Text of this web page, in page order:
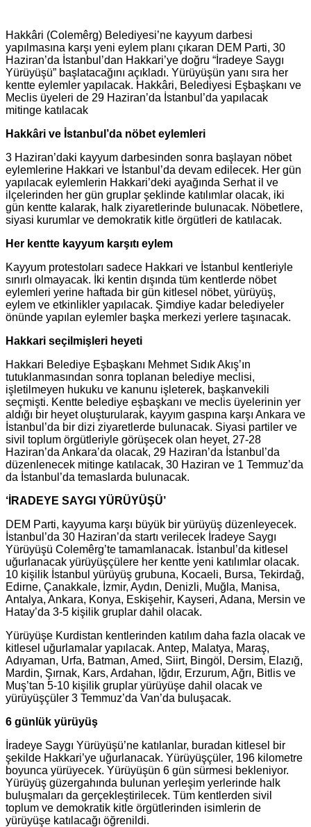
Hakkâri (Colemêrg) Belediyesi’ne kayyum darbesi
yapılmasına karşı yeni eylem planı çıkaran DEM Parti, 30
Haziran’da İstanbul’dan Hakkari’ye doğru “İradeye Saygı
Yürüyüşü” başlatacağını açıkladı. Yürüyüşün yanı sıra her
kentte eylemler yapılacak. Hakkâri, Belediyesi Eşbaşkanı ve
Meclis üyeleri de 29 Haziran’da İstanbul’da yapılacak
mitinge katılacak
Hakkâri ve İstanbul’da nöbet eylemleri
3 Haziran’daki kayyum darbesinden sonra başlayan nöbet
eylemlerine Hakkari ve İstanbul’da devam edilecek. Her gün
yapılacak eylemlerin Hakkari’deki ayağında Serhat il ve
ilçelerinden her gün gruplar şeklinde katılımlar olacak, iki
gün kentte kalarak, halk ziyaretlerinde bulunacak. Nöbetlere,
siyasi kurumlar ve demokratik kitle örgütleri de katılacak.
Her kentte kayyum karşıtı eylem
Kayyum protestoları sadece Hakkari ve İstanbul kentleriyle
sınırlı olmayacak. İki kentin dışında tüm kentlerde nöbet
eylemleri yerine haftada bir gün kitlesel nöbet, yürüyüş,
eylem ve etkinlikler yapılacak. Şimdiye kadar belediyeler
önünde yapılan eylemler başka merkezi yerlere taşınacak.
Hakkari seçilmişleri heyeti
Hakkari Belediye Eşbaşkanı Mehmet Sıdık Akış’ın
tutuklanmasından sonra toplanan belediye meclisi,
işletilmeyen hukuku ve kanunu işleterek, başkanvekili
seçmişti. Kentte belediye eşbaşkanı ve meclis üyelerinin yer
aldığı bir heyet oluşturularak, kayyım gaspına karşı Ankara ve
İstanbul’da bir dizi ziyaretlerde bulunacak. Siyasi partiler ve
sivil toplum örgütleriyle görüşecek olan heyet, 27-28
Haziran’da Ankara’da olacak, 29 Haziran’da İstanbul’da
düzenlenecek mitinge katılacak, 30 Haziran ve 1 Temmuz’da
da İstanbul’da temaslarda bulunacak.
‘İRADEYE SAYGI YÜRÜYÜŞÜ’
DEM Parti, kayyuma karşı büyük bir yürüyüş düzenleyecek.
İstanbul’da 30 Haziran’da startı verilecek İradeye Saygı
Yürüyüşü Colemêrg’te tamamlanacak. İstanbul’da kitlesel
uğurlanacak yürüyüşçülere her kentte yeni katılımlar olacak.
10 kişilik İstanbul yürüyüş grubuna, Kocaeli, Bursa, Tekirdağ,
Edirne, Çanakkale, İzmir, Aydın, Denizli, Muğla, Manisa,
Antalya, Ankara, Konya, Eskişehir, Kayseri, Adana, Mersin ve
Hatay’da 3-5 kişilik gruplar dahil olacak.
Yürüyüşe Kurdistan kentlerinden katılım daha fazla olacak ve
kitlesel uğurlamalar yapılacak. Antep, Malatya, Maraş,
Adıyaman, Urfa, Batman, Amed, Siirt, Bingöl, Dersim, Elazığ,
Mardin, Şırnak, Kars, Ardahan, Iğdır, Erzurum, Ağrı, Bitlis ve
Muş’tan 5-10 kişilik gruplar yürüyüşe dahil olacak ve
yürüyüşçüler 3 Temmuz’da Van’da buluşacak.
6 günlük yürüyüş
İradeye Saygı Yürüyüşü’ne katılanlar, buradan kitlesel bir
şekilde Hakkari’ye uğurlanacak. Yürüyüşçüler, 196 kilometre
boyunca yürüyecek. Yürüyüşün 6 gün sürmesi bekleniyor.
Yürüyüş güzergahında bulunan yerleşim yerlerinde halk
buluşmaları da gerçekleştirilecek. Tüm kentlerden sivil
toplum ve demokratik kitle örgütlerinden isimlerin de
yürüyüşe katılacağı öğrenildi.